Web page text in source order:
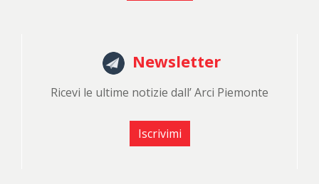
Newsletter
Ricevi le ultime notizie dall’ Arci Piemonte
Iscrivimi